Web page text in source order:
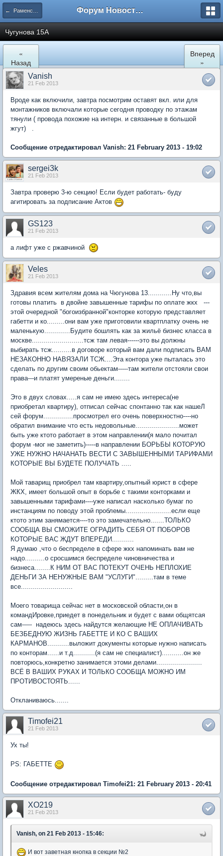
← Раменское Форум Новостройки
Чугунова 15А
«
Назад
Вперед
»
Vanish
21 Feb 2013
Вроде как включили, завтра посмотрим оставят вкл. или для
монтажников включали которые сегодня проводку по этажам
тянули ( провода похожие на интерн. и связанные в большой
жгут) .
Сообщение отредактировал Vanish: 21 February 2013 - 19:02
sergei3k
21 Feb 2013
Завтра проверю 3-ю секцию! Если будет работать- буду
агитировать за подписание Актов
GS123
21 Feb 2013
а лифт уже с ржавчиной
Veles
21 Feb 2013
Здравия всем жителям дома на Чюгунова 13............Ну что,вы
готовы платить в двойне завышенные тарифы по оплате жкх ---
этой очередной "богоизбранной"конторке которую представляет
габетти и ко.........они вам уже приготовили квартплатку очень не
маленькую.............Будите бошлять как за жильё бизнес класса в
москве..........................тсж там левая------это вы должны
выбирать тсж..........в договоре который вам дали подписать ВАМ
НЕЗАКОННО НАВЯЗАЛИ ТСЖ....Эта контора уже пыталась это
сделать по другим своим обьектам-----там жители отстояли свои
права---и платят умереные деньги........
Это в двух словах.....я сам не имею здесь интереса(не
приобретал квартиру), отписал сейчас спонтанно так как нашеЛ
сей форум...............просмотрел его очень поверхностно----но
обратил внимание что есть недовольные......................может
быть уже ктото работает в этом направлении(я мало почитал
форум -мог не заметить)-----в направлении БОРЬБЫ КОТОРУЮ
УЖЕ НУЖНО НАЧАНАТЬ ВЕСТИ С ЗАВЫШЕННЫМИ ТАРИФАМИ
КОТОРЫЕ ВЫ БУДЕТЕ ПОЛУЧАТЬ .....
Мой таварищ приобрел там квартиру,опытный юрист в сфере
ЖКХ, имеет большой опыт в борьбе с такими конторками и
завышенными тарифами----уже написал насколько бумаг по
инстанциям по поводу этой проблемы.......................если еще
ктото этим занямается----то это замечательно.......ТОЛЬКО
СООБЩА ВЫ СМОЖИТЕ ОГРАДИТЬ СЕБЯ ОТ ПОБОРОВ
КОТОРЫЕ ВАС ЖДУТ ВПЕРЕДИ...........
Я думаю ,что о беспределе в сфере жкх напоминать вам не
надо..........о сросшимся беспределе чиновничества и
бизнеса........К НИМ ОТ ВАС ПОТЕКУТ ОЧЕНЬ НЕПЛОХИЕ
ДЕНЬГИ ЗА НЕНУЖНЫЕ ВАМ "УСЛУГИ".........там в теме
все..........................
Моего товарища сейчас нет в московской области,он в
командИровке,приедет в понедельник и будет с вами общятсая
сам----- надеюсь здесь найдутся желающие НЕ ОПЛАЧИВАТЬ
БЕЗБЕДНУЮ ЖИЗНЬ ГАБЕТТЕ И КО С ВАШИХ
КАРМАНОВ...........выложит документы которые нужно написать
по конторам......и т.д...........(я сам не специалист)...........он же
повторюсь,конкретно занимается этоми делами.......................
ВСЁ В ВАШИХ РУКАХ И ТОЛЬКО СООБЩА МОЖНО ИМ
ПРОТИВОСТОЯТЬ......
Откланиваюсь.......
Timofei21
21 Feb 2013
Ух ты!
PS: ГАБЕТТЕ
Сообщение отредактировал Timofei21: 21 February 2013 - 20:41
XO219
21 Feb 2013
Vanish, on 21 Feb 2013 - 15:46:
И вот заветная кнопка в секции №2